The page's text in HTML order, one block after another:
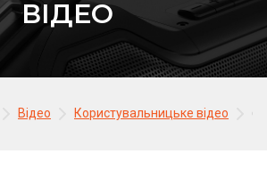
ВІДЕО
Відео Користувальницьке відео